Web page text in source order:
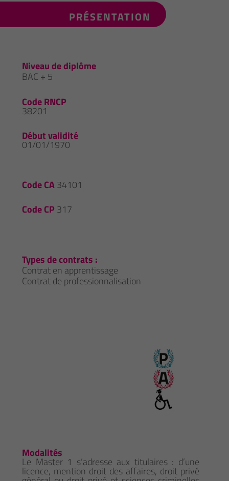
PRÉSENTATION
Niveau de diplôme
BAC + 5
Code RNCP
38201
Début validité
01/01/1970
Code CA34101
Code CP 317
Types de contrats :
Contrat en apprentissage
Contrat de professionnalisation
Modalités
Le Master 1 s’adresse aux titulaires : d’une
licence, mention droit des affaires, droit privé